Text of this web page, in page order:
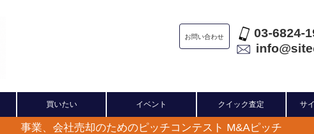
お問い合わせ 03-6824-
買いたい イベント クイック査定 サ
事業、会社売却のためのピッチコンテスト M&Aピッチ